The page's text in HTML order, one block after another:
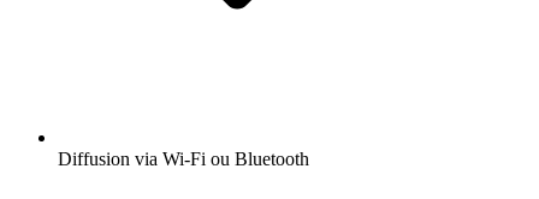
Diffusion via Wi-Fi ou Bluetooth